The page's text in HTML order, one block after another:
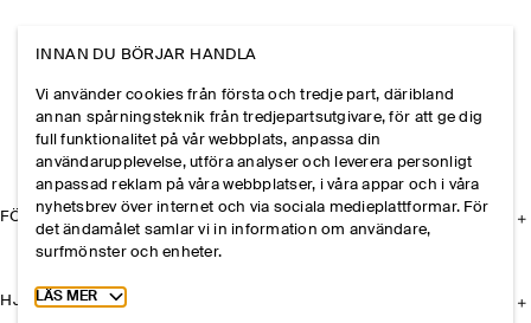
FÖRETAGET
HJÄLP
INNAN DU BÖRJAR HANDLA
Vi använder cookies från första och tredje part, däribland
annan spårningsteknik från tredjepartsutgivare, för att ge dig
full funktionalitet på vår webbplats, anpassa din
användarupplevelse, utföra analyser och leverera personligt
anpassad reklam på våra webbplatser, i våra appar och i våra
nyhetsbrev över internet och via sociala medieplattformar. För
det ändamålet samlar vi in information om användare,
surfmönster och enheter.
Toggle more cookie information
LÄS MER